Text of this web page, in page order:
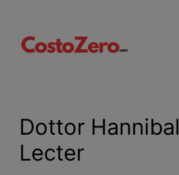
contenuto
Dottor Hannibal
Lecter